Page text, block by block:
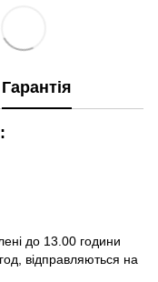
Гарантія
до 13.00 години
відправляються на